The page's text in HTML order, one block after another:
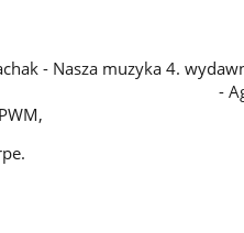
- Nasza muzyka 4.